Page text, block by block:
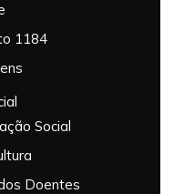
1184
Social
Doentes